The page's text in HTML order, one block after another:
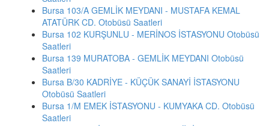
Bursa 103/A GEMLİK MEYDANI - MUSTAFA KEMAL
ATATÜRK CD. Otobüsü Saatleri
Bursa 102 KURŞUNLU - MERİNOS İSTASYONU Otobüsü
Saatleri
Bursa 139 MURATOBA - GEMLİK MEYDANI Otobüsü
Saatleri
Bursa B/30 KADRİYE - KÜÇÜK SANAYİ İSTASYONU
Otobüsü Saatleri
Bursa 1/M EMEK İSTASYONU - KUMYAKA CD. Otobüsü
Saatleri